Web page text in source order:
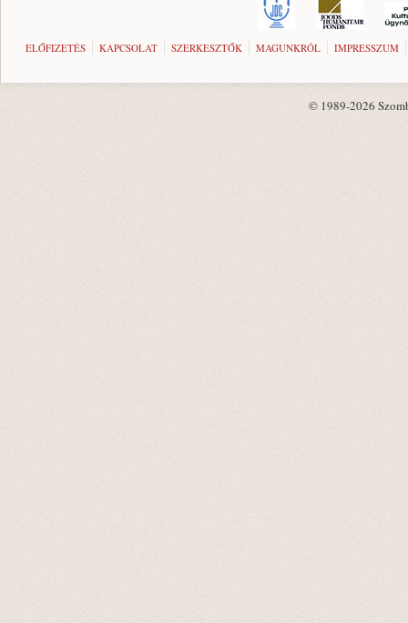
ELŐFIZETÉS KAPCSOLAT SZERKESZTŐK MAGUNKRÓL IMPRESSZUM
© 1989-2026